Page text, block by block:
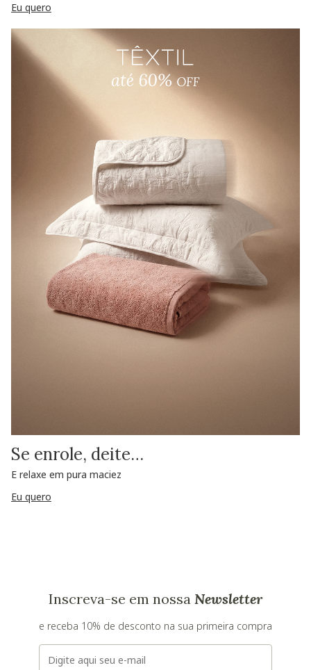
Eu quero
Se enrole, deite…
E relaxe em pura maciez
Eu quero
Inscreva-se em nossa Newsletter
e receba 10% de desconto na sua primeira compra
E-mail